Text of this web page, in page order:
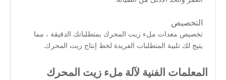
التخصيص
تخصيص معدات ملء زيت المحرك بمتطلباتك الدقيقة ، مما
يتيح لك تلبية المتطلبات الفريدة لخط إنتاج زيت المحرك.
المعلمات الفنية لآلة ملء زيت المحرك